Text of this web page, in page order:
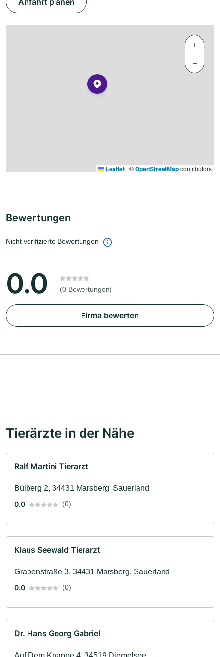
Anfahrt planen
+
−
Leaflet | ©OpenStreetMapcontributors
Bewertungen
Nicht verifizierte Bewertungen
0.0 (0 Bewertungen)
Firma bewerten
Tierärzte in der Nähe
Ralf Martini Tierarzt
Bülberg 2, 34431 Marsberg, Sauerland
0.0
(0)
Klaus Seewald Tierarzt
Grabenstraße 3, 34431 Marsberg, Sauerland
0.0
(0)
Dr. Hans Georg Gabriel